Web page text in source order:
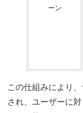
ーン
この仕組みにより
され、ユーザーに